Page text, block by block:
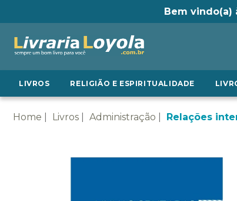
Bem vindo(a)
LIVROS RELIGIÃO E ESPIRITUALIDADE
Home Livros Administração Relações